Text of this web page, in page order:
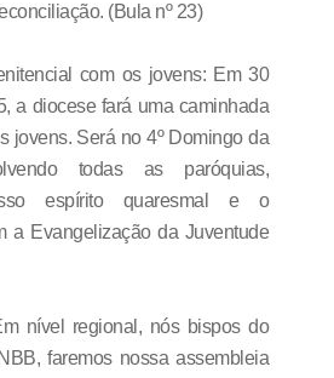
(Bula nº 23)
com os jovens: Em 30
a diocese fará uma caminhada
jovens. Será no 4º Domingo da
todas as paróquias,
espírito quaresmal e o
a Evangelização da Juventude
nível regional, nós bispos do
faremos nossa assembleia